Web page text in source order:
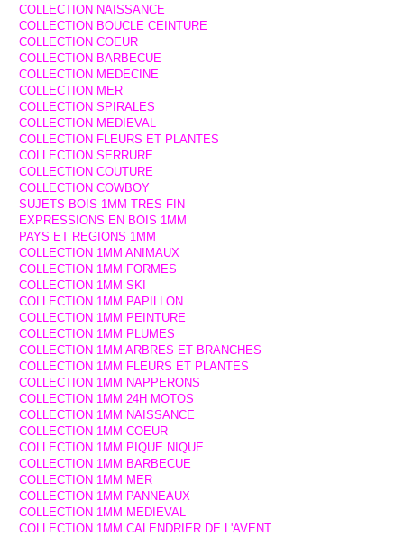
COLLECTION NAISSANCE
COLLECTION BOUCLE CEINTURE
COLLECTION COEUR
COLLECTION BARBECUE
COLLECTION MEDECINE
COLLECTION MER
COLLECTION SPIRALES
COLLECTION MEDIEVAL
COLLECTION FLEURS ET PLANTES
COLLECTION SERRURE
COLLECTION COUTURE
COLLECTION COWBOY
SUJETS BOIS 1MM TRES FIN
EXPRESSIONS EN BOIS 1MM
PAYS ET REGIONS 1MM
COLLECTION 1MM ANIMAUX
COLLECTION 1MM FORMES
COLLECTION 1MM SKI
COLLECTION 1MM PAPILLON
COLLECTION 1MM PEINTURE
COLLECTION 1MM PLUMES
COLLECTION 1MM ARBRES ET BRANCHES
COLLECTION 1MM FLEURS ET PLANTES
COLLECTION 1MM NAPPERONS
COLLECTION 1MM 24H MOTOS
COLLECTION 1MM NAISSANCE
COLLECTION 1MM COEUR
COLLECTION 1MM PIQUE NIQUE
COLLECTION 1MM BARBECUE
COLLECTION 1MM MER
COLLECTION 1MM PANNEAUX
COLLECTION 1MM MEDIEVAL
COLLECTION 1MM CALENDRIER DE L'AVENT